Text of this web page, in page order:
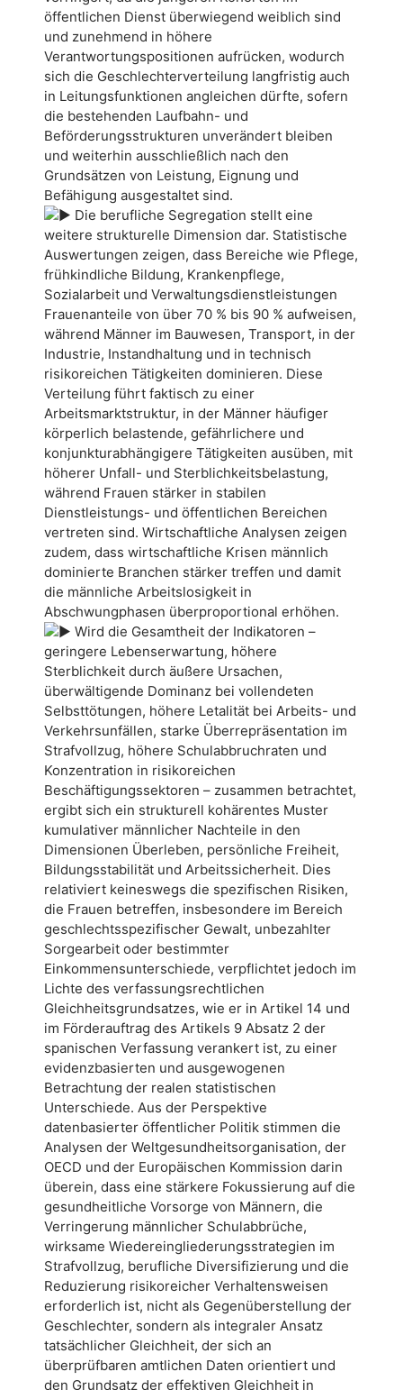
öffentlichen Dienst überwiegend weiblich sind
und zunehmend in höhere
Verantwortungspositionen aufrücken, wodurch
sich die Geschlechterverteilung langfristig auch
in Leitungsfunktionen angleichen dürfte, sofern
die bestehenden Laufbahn- und
Beförderungsstrukturen unverändert bleiben
und weiterhin ausschließlich nach den
Grundsätzen von Leistung, Eignung und
Befähigung ausgestaltet sind.
Die berufliche Segregation stellt eine
weitere strukturelle Dimension dar. Statistische
Auswertungen zeigen, dass Bereiche wie Pflege,
frühkindliche Bildung, Krankenpflege,
Sozialarbeit und Verwaltungsdienstleistungen
Frauenanteile von über 70 % bis 90 % aufweisen,
während Männer im Bauwesen, Transport, in der
Industrie, Instandhaltung und in technisch
risikoreichen Tätigkeiten dominieren. Diese
Verteilung führt faktisch zu einer
Arbeitsmarktstruktur, in der Männer häufiger
körperlich belastende, gefährlichere und
konjunkturabhängigere Tätigkeiten ausüben, mit
höherer Unfall- und Sterblichkeitsbelastung,
während Frauen stärker in stabilen
Dienstleistungs- und öffentlichen Bereichen
vertreten sind. Wirtschaftliche Analysen zeigen
zudem, dass wirtschaftliche Krisen männlich
dominierte Branchen stärker treffen und damit
die männliche Arbeitslosigkeit in
Abschwungphasen überproportional erhöhen.
Wird die Gesamtheit der Indikatoren –
geringere Lebenserwartung, höhere
Sterblichkeit durch äußere Ursachen,
überwältigende Dominanz bei vollendeten
Selbsttötungen, höhere Letalität bei Arbeits- und
Verkehrsunfällen, starke Überrepräsentation im
Strafvollzug, höhere Schulabbruchraten und
Konzentration in risikoreichen
Beschäftigungssektoren – zusammen betrachtet,
ergibt sich ein strukturell kohärentes Muster
kumulativer männlicher Nachteile in den
Dimensionen Überleben, persönliche Freiheit,
Bildungsstabilität und Arbeitssicherheit. Dies
relativiert keineswegs die spezifischen Risiken,
die Frauen betreffen, insbesondere im Bereich
geschlechtsspezifischer Gewalt, unbezahlter
Sorgearbeit oder bestimmter
Einkommensunterschiede, verpflichtet jedoch im
Lichte des verfassungsrechtlichen
Gleichheitsgrundsatzes, wie er in Artikel 14 und
im Förderauftrag des Artikels 9 Absatz 2 der
spanischen Verfassung verankert ist, zu einer
evidenzbasierten und ausgewogenen
Betrachtung der realen statistischen
Unterschiede. Aus der Perspektive
datenbasierter öffentlicher Politik stimmen die
Analysen der Weltgesundheitsorganisation, der
OECD und der Europäischen Kommission darin
überein, dass eine stärkere Fokussierung auf die
gesundheitliche Vorsorge von Männern, die
Verringerung männlicher Schulabbrüche,
wirksame Wiedereingliederungsstrategien im
Strafvollzug, berufliche Diversifizierung und die
Reduzierung risikoreicher Verhaltensweisen
erforderlich ist, nicht als Gegenüberstellung der
Geschlechter, sondern als integraler Ansatz
tatsächlicher Gleichheit, der sich an
überprüfbaren amtlichen Daten orientiert und
den Grundsatz der effektiven Gleichheit in